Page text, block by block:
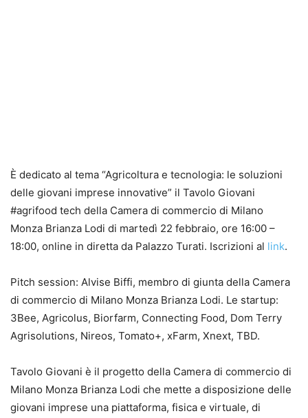
È dedicato al tema “Agricoltura e tecnologia: le soluzioni
delle giovani imprese innovative” il Tavolo Giovani
#agrifood tech della Camera di commercio di Milano
Monza Brianza Lodi di martedì 22 febbraio, ore 16:00 –
18:00, online in diretta da Palazzo Turati. Iscrizioni al link.
Pitch session: Alvise Biffi, membro di giunta della Camera
di commercio di Milano Monza Brianza Lodi. Le startup:
3Bee, Agricolus, Biorfarm, Connecting Food, Dom Terry
Agrisolutions, Nireos, Tomato+, xFarm, Xnext, TBD.
Tavolo Giovani è il progetto della Camera di commercio di
Milano Monza Brianza Lodi che mette a disposizione delle
giovani imprese una piattaforma, fisica e virtuale, di